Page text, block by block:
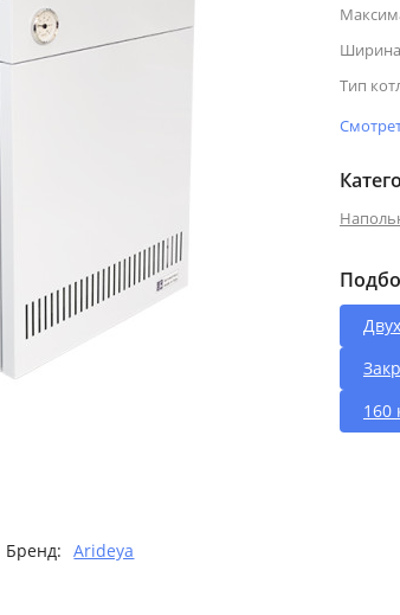
Бренд: Arideya
Тип
160